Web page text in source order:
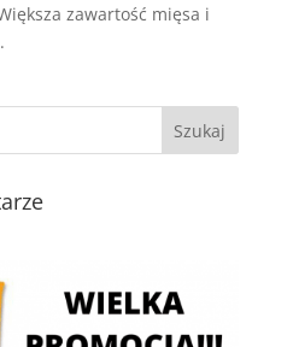
zawartość mięsa i